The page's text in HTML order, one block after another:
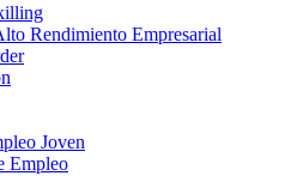
Rendimiento Empresarial
Joven
Empleo